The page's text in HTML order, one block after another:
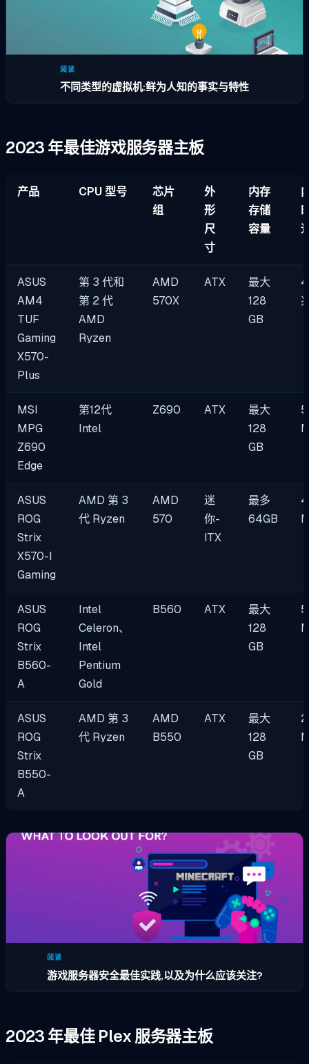
阅读
不同类型的虚拟机:鲜为人知的事实与特性
2023 年最佳游戏服务器主板
产品 CPU 型号
芯片
组
外
形
尺
寸
内存
存储
容量
ASUS
AM4
TUF
Gaming
X570-
Plus
第 3 代和
第 2 代
AMD
Ryzen
AMD
570X
ATX
最大
128
GB
MSI
MPG
Z690
Edge
第12代
Intel
Z690 ATX
最大
128
GB
ASUS
ROG
Strix
X570-I
Gaming
AMD 第 3
代 Ryzen
AMD
570
迷
你-
ITX
最多
64GB
ASUS
ROG
Strix
B560-
A
Intel
Celeron、
Intel
Pentium
Gold
B560 ATX
最大
128
GB
ASUS
ROG
Strix
B550-
A
AMD 第 3
代 Ryzen
AMD
B550
ATX
最大
128
GB
阅读
游戏服务器安全最佳实践,以及为什么应该关注?
2023 年最佳 Plex 服务器主板